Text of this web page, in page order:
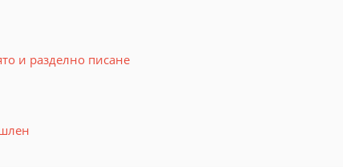
и разделно писане